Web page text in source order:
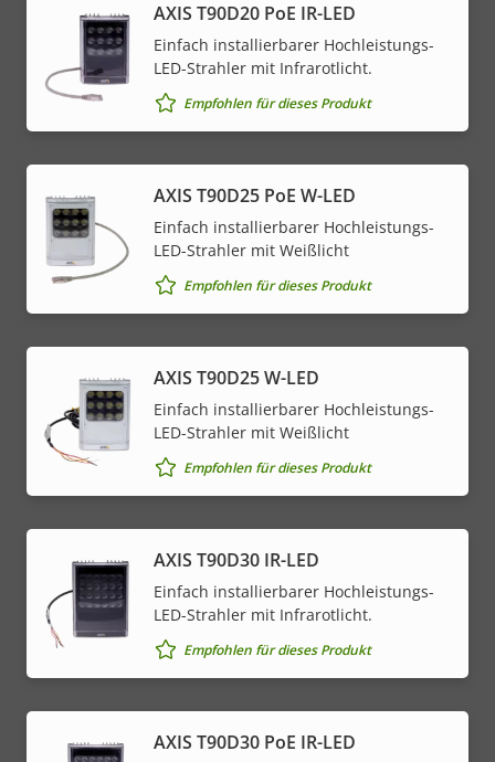
AXIS T90D20 PoE IR-LED
Einfach installierbarer Hochleistungs-
LED-Strahler mit Infrarotlicht.
Empfohlen für dieses Produkt
AXIS T90D25 PoE W-LED
Einfach installierbarer Hochleistungs-
LED-Strahler mit Weißlicht
Empfohlen für dieses Produkt
AXIS T90D25 W-LED
Einfach installierbarer Hochleistungs-
LED-Strahler mit Weißlicht
Empfohlen für dieses Produkt
AXIS T90D30 IR-LED
Einfach installierbarer Hochleistungs-
LED-Strahler mit Infrarotlicht.
Empfohlen für dieses Produkt
AXIS T90D30 PoE IR-LED